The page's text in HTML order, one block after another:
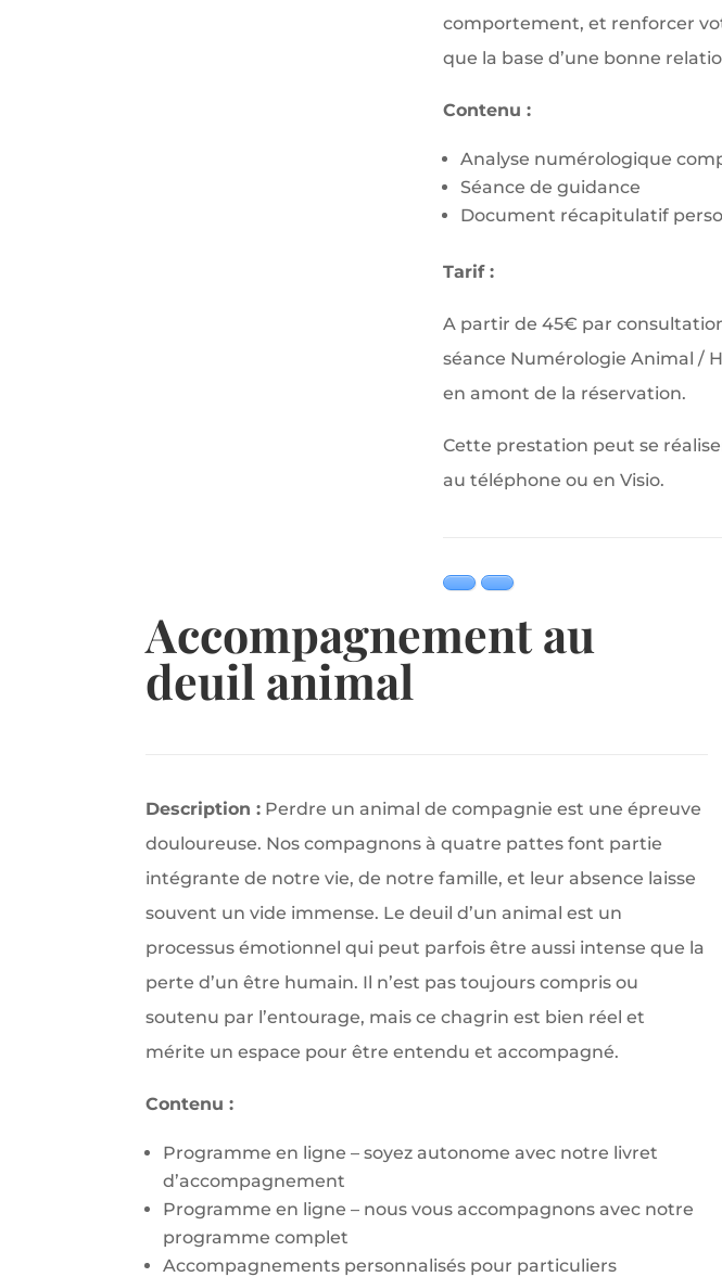
comportement, et renforcer
que la base d’une bonne
Contenu :
Analyse numérologique
Séance de guidance
Document récapitulatif
Tarif :
A partir de 45€ par
séance Numérologie Animal /
en amont de la réservation.
Cette prestation peut se
au téléphone ou en Visio.
Accompagnement au
deuil animal
Description : Perdre un animal de compagnie est une épreuve
douloureuse. Nos compagnons à quatre pattes font partie
intégrante de notre vie, de notre famille, et leur absence laisse
souvent un vide immense. Le deuil d’un animal est un
processus émotionnel qui peut parfois être aussi intense que la
perte d’un être humain. Il n’est pas toujours compris ou
soutenu par l’entourage, mais ce chagrin est bien réel et
mérite un espace pour être entendu et accompagné.
Contenu :
Programme en ligne – soyez autonome avec notre livret
d’accompagnement
Programme en ligne – nous vous accompagnons avec notre
programme complet
Accompagnements personnalisés pour particuliers